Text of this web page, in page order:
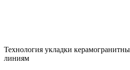
Технология укладки
линиям